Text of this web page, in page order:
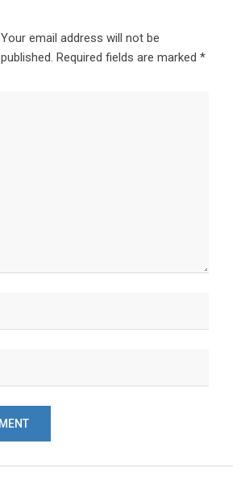
Your email address will not be
published. Required fields are marked *